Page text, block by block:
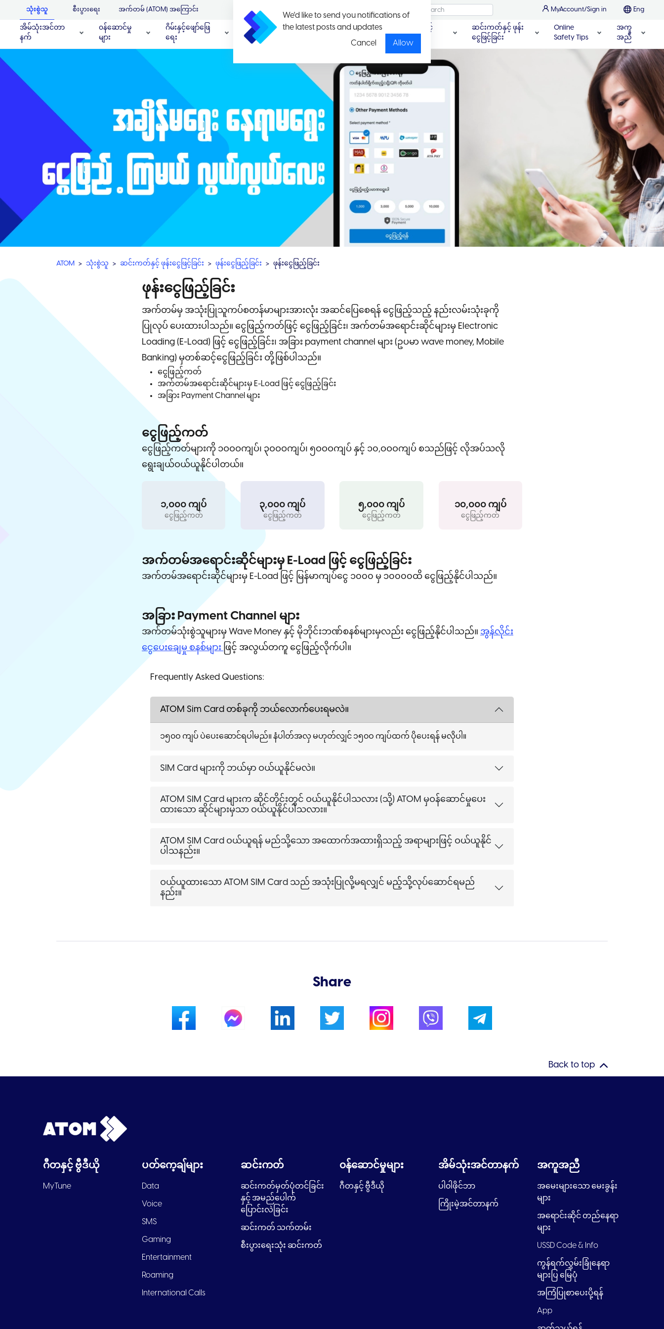
We'd like to send you notifications of
the latest posts and updates
Cancel
Allow
သုံးစွဲသူ စီးပွားရေး အက်တမ် (ATOM) အကြောင်း MyAccount/Sign in Eng
အိမ်သုံးအင်တာ
နက်
၀န်ဆောင်မှု
များ
ဂိမ်းနှင့်ဖျော်ဖြေ
ရေး
ပရိုမိုး
ရှင်း
ပတ်ကေ့ချ်နှင့်
နှုန်းထားများ
ဆင်းကတ်နှင့် ဖုန်း
ငွေဖြင့်ခြင်း
Online
Safety Tips
အကူ
အညီ
ATOM သုံးစွဲသူ ဆင်းကတ်နှင့် ဖုန်းငွေဖြင့်ခြင်း ဖုန်းငွေဖြည့်ခြင်း ဖုန်းငွေဖြည့်ခြင်း
ဖုန်းငွေဖြည့်ခြင်း
အက်တမ်မှ အသုံးပြုသူကပ်စတန်မာများအားလုံး အဆင်ပြေစေရန် ငွေဖြည့်သည့် နည်းလမ်းသုံးခုကို
ပြုလုပ် ပေးထားပါသည်။ ငွေဖြည့်ကတ်ဖြင့် ငွေဖြည့်ခြင်း၊ အက်တမ်အရောင်းဆိုင်များမှ Electronic
Loading (E-Load) ဖြင့် ငွေဖြည့်ခြင်း၊ အခြား payment channel များ (ဥပမာ wave money, Mobile
Banking) မှတစ်ဆင့်ငွေဖြည့်ခြင်း တို့ဖြစ်ပါသည်။
ငွေဖြည့်ကတ်
အက်တမ်အရောင်းဆိုင်များမှ E-Load ဖြင့် ငွေဖြည့်ခြင်း
အခြား Payment Channel များ
ငွေဖြည့်ကတ်
ငွေဖြည့်ကတ်များကို ၁ဝဝဝကျပ်၊ ၃ဝဝဝကျပ်၊ ၅ဝဝဝကျပ် နှင့် ၁၀,ဝဝဝကျပ် စသည်ဖြင့် လိုအပ်သလို
ရွေးချယ်ဝယ်ယူနိုင်ပါတယ်။
၁,၀၀၀ ကျပ်
ငွေဖြည့်ကတ်
၃,၀၀၀ ကျပ်
ငွေဖြည့်ကတ်
၅,၀၀၀ ကျပ်
ငွေဖြည့်ကတ်
၁၀,၀၀၀ ကျပ်
ငွေဖြည့်ကတ်
အက်တမ်အရောင်းဆိုင်များမှ E-Load ဖြင့် ငွေဖြည့်ခြင်း
အက်တမ်အရောင်းဆိုင်များမှ E-Load ဖြင့် မြန်မာကျပ်ငွေ ၁၀၀၀ မှ ၁၀၀၀၀ထိ ငွေဖြည့်နိုင်ပါသည်။
အခြား Payment Channel များ
အက်တမ်သုံးစွဲသူများမှ Wave Money နှင့် မိုဘိုင်းဘဏ်စနစ်များမှလည်း ငွေဖြည့်နိုင်ပါသည်။ အွန်လိုင်း
ငွေပေးချေမှု စနစ်များ ဖြင့် အလွယ်တကူ ငွေဖြည့်လိုက်ပါ။
Frequently Asked Questions:
ATOM Sim Card တစ်ခုကို ဘယ်လောက်ပေးရမလဲ။
၁၅၀ဝ ကျပ် ပဲပေးဆောင်ရပါမည်။ နံပါတ်အလှ မဟုတ်လျှင် ၁၅၀ဝ ကျပ်ထက် ပိုပေးရန် မလိုပါ။
SIM Card များကို ဘယ်မှာ ဝယ်ယူနိုင်မလဲ။
ATOM SIM Card များက ဆိုင်တိုင်းတွင် ဝယ်ယူနိုင်ပါသလား (သို့) ATOM မှဝန်ဆောင်မှုပေး
ထားသော ဆိုင်များမှသာ ဝယ်ယူနိုင်ပါသလား။
ATOM SIM Card ဝယ်ယူရန် မည်သို့သော အထောက်အထားရှိသည့် အရာများဖြင့် ဝယ်ယူနိုင်
ပါသနည်း။
ဝယ်ယူထားသော ATOM SIM Card သည် အသုံးပြုလို့မရလျှင် မည့်သို့လုပ်ဆောင်ရမည်
နည်း။
Share
Back to top
ဂီတနှင့် ဗွီဒီယို
MyTune
ပတ်ကေ့ချ်များ
Data
Voice
SMS
Gaming
Entertainment
Roaming
International Calls
ဆင်းကတ်
ဆင်းကတ်မှတ်ပုံတင်ခြင်း
နှင့် အမည်ပေါက်
ပြောင်းလဲခြင်း
ဆင်းကတ် သက်တမ်း
စီးပွားရေးသုံး ဆင်းကတ်
၀န်ဆောင်မှုများ
ဂီတနှင့် ဗွီဒီယို
အိမ်သုံးအင်တာနက်
ပါ၀ါဖိုင်ဘာ
ကြိုးမဲ့အင်တာနက်
အကူအညီ
အမေးများသော မေးခွန်း
များ
အရောင်းဆိုင် တည်နေရာ
များ
USSD Code & Info
ကွန်ရက်လွှမ်းခြုံနေရာ
များပြ မြေပုံ
အကြံပြုစာပေးပို့ရန်
App